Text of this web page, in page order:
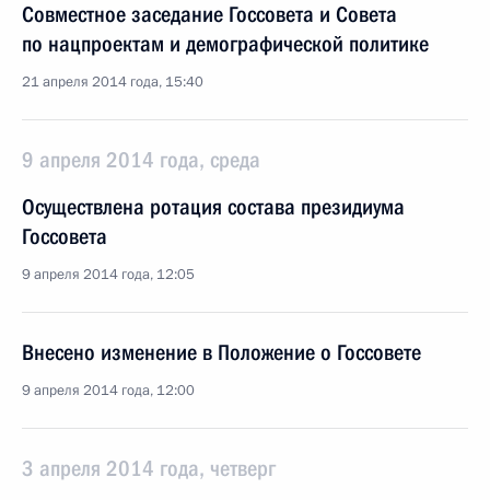
Совместное заседание Госсовета и Совета
по нацпроектам и демографической политике
21 апреля 2014 года, 15:40
9 апреля 2014 года, среда
Осуществлена ротация состава президиума
Госсовета
9 апреля 2014 года, 12:05
Внесено изменение в Положение о Госсовете
9 апреля 2014 года, 12:00
3 апреля 2014 года, четверг